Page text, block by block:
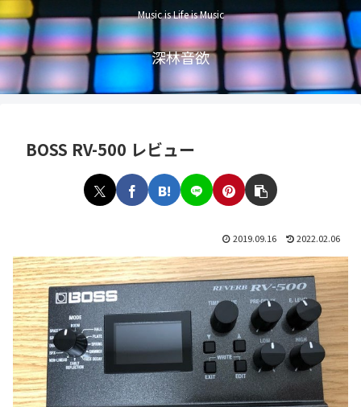
Music is Life is Music
深林音欲
BOSS RV-500 レビュー
2019.09.16 2022.02.06